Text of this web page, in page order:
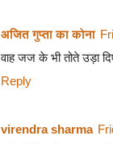
अजित गुप्ता का कोना
वाह जज के भी तोते उड़ा
Reply
virendra sharma